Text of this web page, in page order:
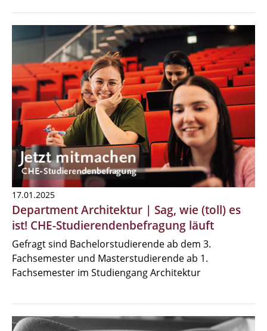
17.01.2025
Department Architektur | Sag, wie (toll) es
ist! CHE-Studierendenbefragung läuft
Gefragt sind Bachelorstudierende ab dem 3.
Fachsemester und Masterstudierende ab 1.
Fachsemester im Studiengang Architektur